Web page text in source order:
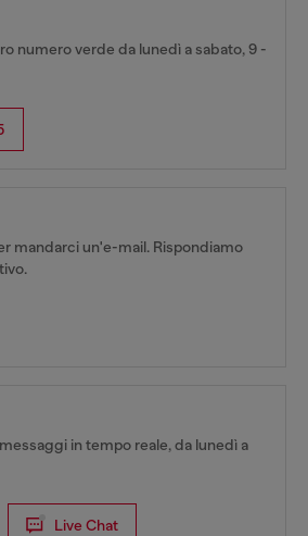
numero verde da lunedì a sabato, 9 -
mandarci un'e-mail. Rispondiamo
in tempo reale, da lunedì a
Live Chat